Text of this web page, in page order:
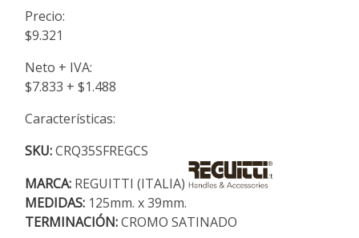
Precio:
$9.321
Neto + IVA:
$7.833 + $1.488
Características:
SKU:CRQ35SFREGCS
MARCA: REGUITTI (ITALIA)
MEDIDAS: 125mm. x 39mm.
TERMINACIÓN:CROMO SATINADO